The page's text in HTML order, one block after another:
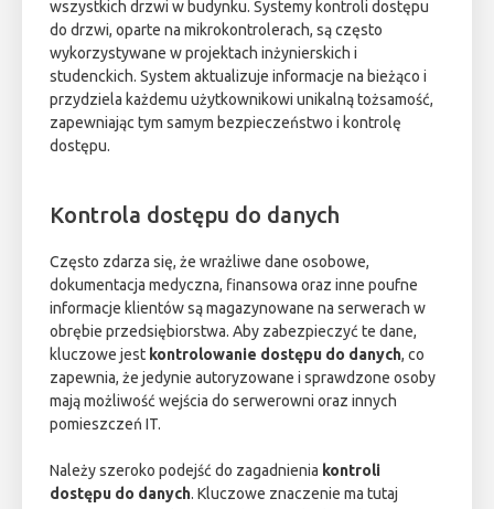
wszystkich drzwi w budynku. Systemy kontroli dostępu
do drzwi, oparte na mikrokontrolerach, są często
wykorzystywane w projektach inżynierskich i
studenckich. System aktualizuje informacje na bieżąco i
przydziela każdemu użytkownikowi unikalną tożsamość,
zapewniając tym samym bezpieczeństwo i kontrolę
dostępu.
Kontrola dostępu do danych
Często zdarza się, że wrażliwe dane osobowe,
dokumentacja medyczna, finansowa oraz inne poufne
informacje klientów są magazynowane na serwerach w
obrębie przedsiębiorstwa. Aby zabezpieczyć te dane,
kluczowe jest kontrolowanie dostępu do danych, co
zapewnia, że jedynie autoryzowane i sprawdzone osoby
mają możliwość wejścia do serwerowni oraz innych
pomieszczeń IT.
Należy szeroko podejść do zagadnienia kontroli
dostępu do danych. Kluczowe znaczenie ma tutaj